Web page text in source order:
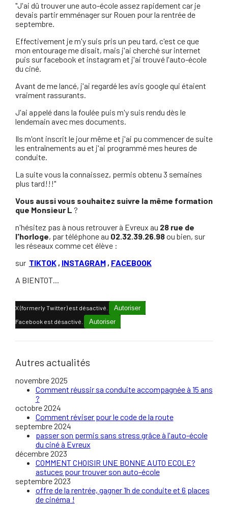
"J'ai dû trouver une auto-école assez rapidement car je
devais partir emménager sur Rouen pour la rentrée de
septembre.
Effectivement je m'y suis pris un peu tard, c'est ce que
mon entourage me disait, mais j'ai cherché sur internet
puis sur facebook et instagram et j'ai trouvé l'auto-école
du ciné.
Avant de me lancé, j'ai regardé les avis google qui étaient
vraiment rassurants.
J'ai appelé dans la foulée puis m'y suis rendu dès le
lendemain avec mes documents.
Ils m'ont inscrit le jour même et j'ai pu commencer de suite
les entraînements au et j'ai programmé mes heures de
conduite.
La suite vous la connaissez, permis obtenu 3 semaines
plus tard!!!"
Vous aussi vous souhaitez suivre la même formation
que Monsieur L ?
n'hésitez pas à nous retrouver à Evreux au 28 rue de
l'horloge, par téléphone au 02.32.39.26.98ou bien, sur
les réseaux comme cet élève :
sur TIKTOK, INSTAGRAM, FACEBOOK
A BIENTOT...
X (formerly Twitter) est désactivé. Autoriser
Facebook est désactivé. Autoriser
Autres actualités
novembre 2025
Comment réussir sa conduite accompagnée à 15 ans
?
octobre 2024
Comment réviser pour le code de la route
septembre 2024
passer son permis sans stress grâce à l'auto-école
du ciné à Evreux
décembre 2023
COMMENT CHOISIR UNE BONNE AUTO ECOLE?
astuces pour trouver son auto-école
septembre 2023
offre de la rentrée, gagner 1h de conduite et 6 places
de cinéma !